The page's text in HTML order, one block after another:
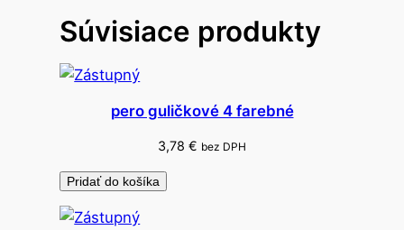
z
š
v
c
i
e
Súvisiace produkty
pero guličkové 4 farebné
3,78 € bez DPH
Pridať do košíka